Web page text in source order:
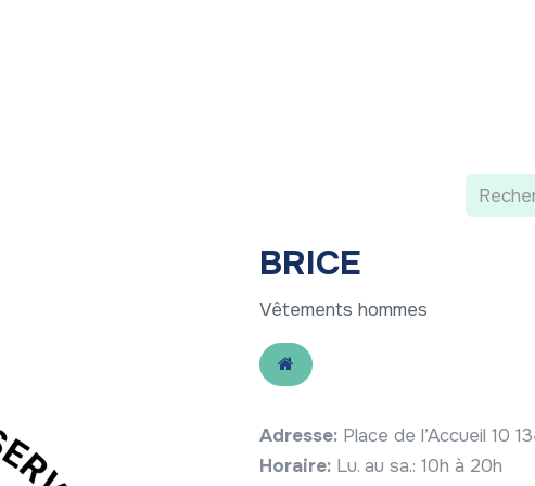
BRICE
Vêtements hommes
Adresse: Place de l’Accueil 10
Horaire: Lu. au sa.: 10h à 20h